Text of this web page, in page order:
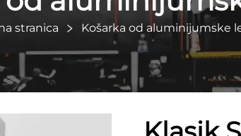
stranica Košarka od aluminijumske